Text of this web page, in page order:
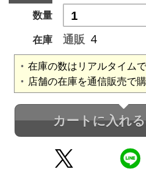
数量
在庫
通販 4
在庫の数はリアルタイム
店舗の在庫を通信販売で
カートに入れる